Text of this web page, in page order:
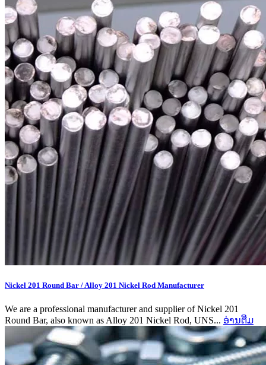
Nickel 201 Round Bar / Alloy 201 Nickel Rod Manufacturer
We are a professional manufacturer and supplier of Nickel 201
Round Bar, also known as Alloy 201 Nickel Rod, UNS... ອ່ານ​ຕື່ມ